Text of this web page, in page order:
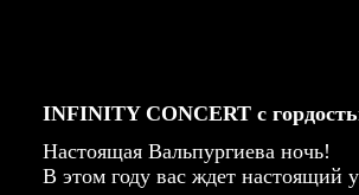
INFINITY CONCERT с
Настоящая Вальпургиева ночь!
В этом году вас ждет настоящий